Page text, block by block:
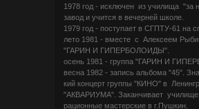
1978 год - исключен из училища "за
завод и учится в вечерней школе.
1979 год - поступает в СГПТУ-61 на
лето 1981 - вместе с Алексеем
"ГАРИН И ГИПЕРБОЛОИДЫ".
осень 1981 - группа "ГАРИН И
весна 1982 - запись альбома "45".
кий концерт группы "КИНО" в
"АКВАРИУМА". Заканчивает училище
рационные мастерские в г.Пушкин.